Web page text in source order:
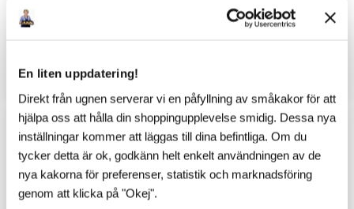
En liten uppdatering!
Direkt från ugnen serverar vi en påfyllning av småkakor för att
hjälpa oss att hålla din shoppingupplevelse smidig. Dessa nya
inställningar kommer att läggas till dina befintliga. Om du
tycker detta är ok, godkänn helt enkelt användningen av de
nya kakorna för preferenser, statistik och marknadsföring
genom att klicka på "Okej".
GUIDER